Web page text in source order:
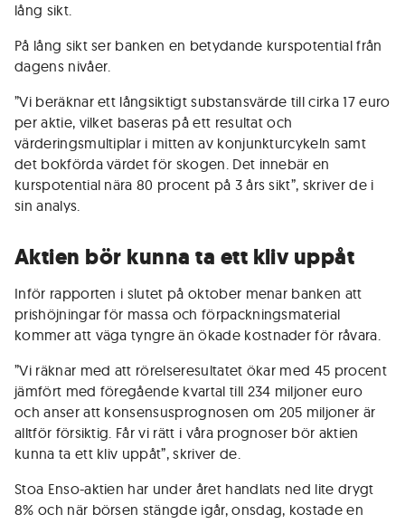
lång sikt.
På lång sikt ser banken en betydande kurspotential från
dagens nivåer.
”Vi beräknar ett långsiktigt substansvärde till cirka 17 euro
per aktie, vilket baseras på ett resultat och
värderingsmultiplar i mitten av konjunkturcykeln samt
det bokförda värdet för skogen. Det innebär en
kurspotential nära 80 procent på 3 års sikt”, skriver de i
sin analys.
Aktien bör kunna ta ett kliv uppåt
Inför rapporten i slutet på oktober menar banken att
prishöjningar för massa och förpackningsmaterial
kommer att väga tyngre än ökade kostnader för råvara.
”Vi räknar med att rörelseresultatet ökar med 45 procent
jämfört med föregående kvartal till 234 miljoner euro
och anser att konsensusprognosen om 205 miljoner är
alltför försiktig. Får vi rätt i våra prognoser bör aktien
kunna ta ett kliv uppåt”, skriver de.
Stoa Enso-aktien har under året handlats ned lite drygt
8% och när börsen stängde igår, onsdag, kostade en